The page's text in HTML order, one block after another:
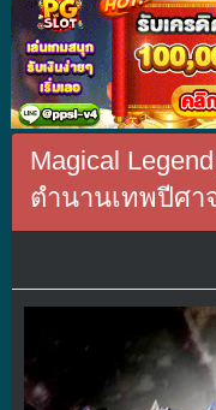
Magical
ตำนานเทพปีศา